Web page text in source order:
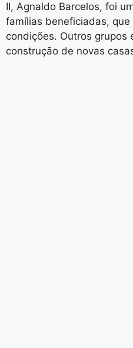
II, Agnaldo Barcelos, foi
famílias beneficiadas,
condições. Outros grupos
construção de novas